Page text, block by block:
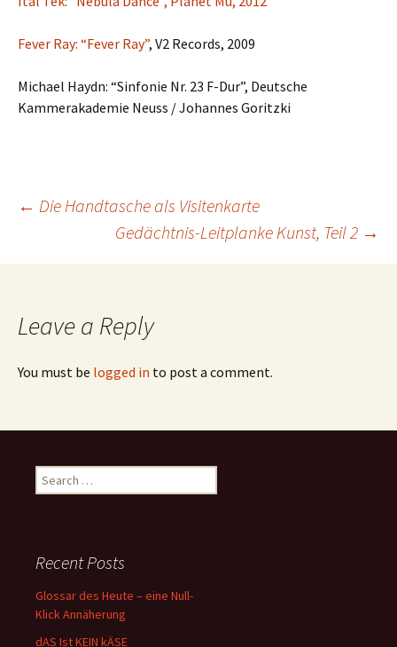
Fever Ray: “Fever Ray”, V2 Records, 2009
Michael Haydn: “Sinfonie Nr. 23 F-Dur”, Deutsche
Kammerakademie Neuss / Johannes Goritzki
Post
navigation
← Die Handtasche als Visitenkarte
Gedächtnis-Leitplanke Kunst, Teil 2 →
Leave a Reply
You must be logged in to post a comment.
Search
for:
Recent Posts
Glossar des Heute – eine Null-
Klick Annäherung
dAS Ist KEIN kÄSE